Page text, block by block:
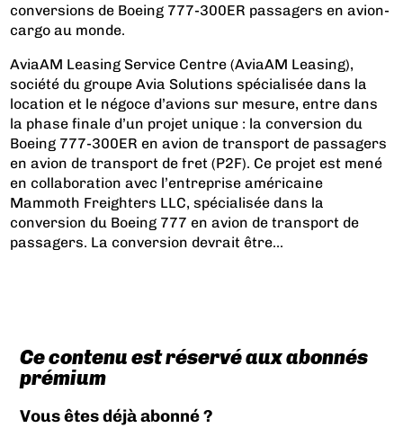
conversions de Boeing 777-300ER passagers en avion-
cargo au monde.
AviaAM Leasing Service Centre (AviaAM Leasing),
société du groupe Avia Solutions spécialisée dans la
location et le négoce d’avions sur mesure, entre dans
la phase finale d’un projet unique : la conversion du
Boeing 777-300ER en avion de transport de passagers
en avion de transport de fret (P2F). Ce projet est mené
en collaboration avec l’entreprise américaine
Mammoth Freighters LLC, spécialisée dans la
conversion du Boeing 777 en avion de transport de
passagers. La conversion devrait être...
Ce contenu est réservé aux abonnés
prémium
Vous êtes déjà abonné ?